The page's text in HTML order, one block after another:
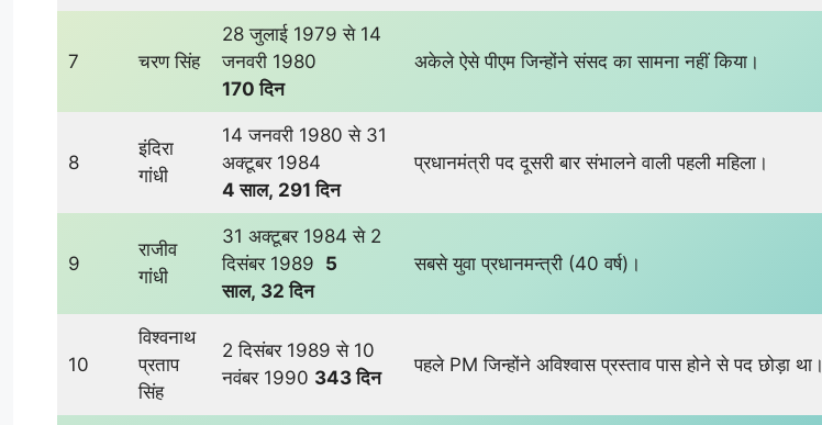
7 चरण सिंह
28 जुलाई 1979 से 14
जनवरी 1980
170 दिन
अकेले ऐसे पीएम जिन्होंने संसद का सामना नहीं किया।
8
इंदिरा
गांधी
14 जनवरी 1980 से 31
अक्टूबर 1984
4 साल, 291 दिन
प्रधानमंत्री पद दूसरी बार संभालने वाली पहली महिला।
9
राजीव
गांधी
31 अक्टूबर 1984 से 2
दिसंबर 1989 5
साल, 32 दिन
सबसे युवा प्रधानमन्त्री (40 वर्ष)।
10
विश्वनाथ
प्रताप
सिंह
2 दिसंबर 1989 से 10
नवंबर 1990 343 दिन
पहले PM जिन्होंने अविश्वास प्रस्ताव पास होने से पद छोड़ा था।